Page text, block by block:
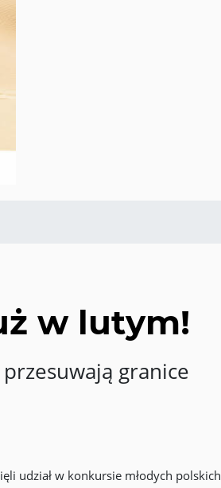
w lutym!
granice
udział w konkursie młodych polskich